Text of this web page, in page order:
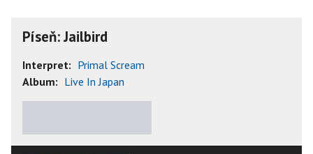
Píseň: Jailbird
Interpret: Primal Scream
Album: Live In Japan